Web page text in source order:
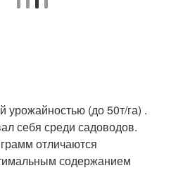
урожайностью (до 50т/га) .
себя среди садоводов.
отличаются
содержанием